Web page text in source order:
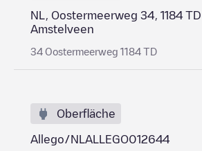
NL, Oostermeerweg 34, 1184 TD
Amstelveen
34 Oostermeerweg 1184 TD
Oberfläche
Allego/NLALLEGO012644